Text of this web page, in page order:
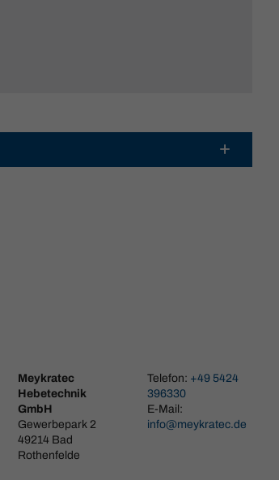
Meykratec
Hebetechnik
GmbH
Gewerbepark 2
49214 Bad
Rothenfelde
Telefon: +49 5424
396330
E-Mail:
info@meykratec.de